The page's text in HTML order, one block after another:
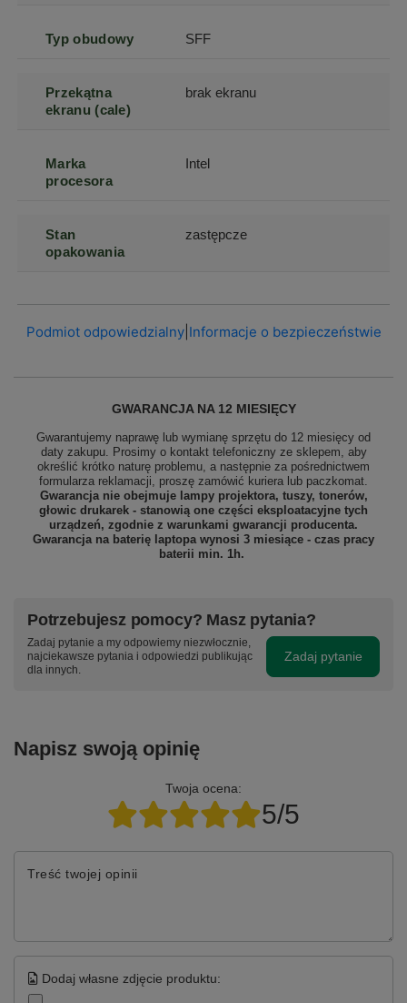
Typ obudowy SFF
Przekątna
ekranu (cale)
brak ekranu
Marka
procesora
Intel
Stan
opakowania
zastępcze
Podmiot odpowiedzialny| Informacje o bezpieczeństwie
GWARANCJA NA 12 MIESIĘCY
Gwarantujemy naprawę lub wymianę sprzętu do 12 miesięcy od
daty zakupu. Prosimy o kontakt telefoniczny ze sklepem, aby
określić krótko naturę problemu, a następnie za pośrednictwem
formularza reklamacji, proszę zamówić kuriera lub paczkomat.
Gwarancja nie obejmuje lampy projektora, tuszy, tonerów,
głowic drukarek - stanowią one części eksploatacyjne tych
urządzeń, zgodnie z warunkami gwarancji producenta.
Gwarancja na baterię laptopa wynosi 3 miesiące - czas pracy
baterii min. 1h.
Potrzebujesz pomocy? Masz pytania?
Zadaj pytanie a my odpowiemy niezwłocznie,
najciekawsze pytania i odpowiedzi publikując
dla innych.
Zadaj pytanie
Napisz swoją opinię
Twoja ocena:
5/5
Treść twojej opinii
Dodaj własne zdjęcie produktu: